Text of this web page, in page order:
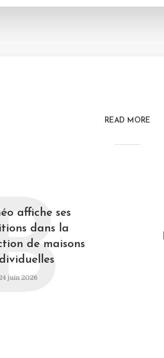
READ MORE
affiche ses
dans la
de maisons
juin 2026